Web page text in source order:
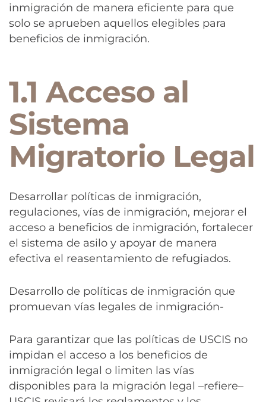
inmigración de manera eficiente para que
solo se aprueben aquellos elegibles para
beneficios de inmigración.
1.1 Acceso al
Sistema
Migratorio Legal
Desarrollar políticas de inmigración,
regulaciones, vías de inmigración, mejorar el
acceso a beneficios de inmigración, fortalecer
el sistema de asilo y apoyar de manera
efectiva el reasentamiento de refugiados.
Desarrollo de políticas de inmigración que
promuevan vías legales de inmigración-
Para garantizar que las políticas de USCIS no
impidan el acceso a los beneficios de
inmigración legal o limiten las vías
disponibles para la migración legal –refiere–